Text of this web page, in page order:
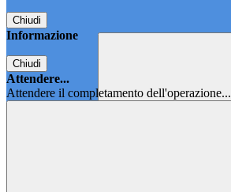
Chiudi
Informazione
Chiudi
Attendere...
Attendere il completamento dell'operazione...